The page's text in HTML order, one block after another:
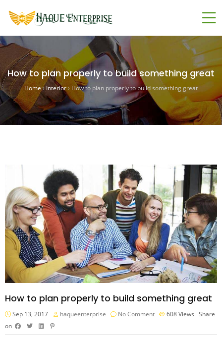
How to plan properly to build something great
Home›Interior› How to plan properly to build something great
How to plan properly to build something great
Sep 13, 2017 haqueenterprise No Comment 608Views Share
on